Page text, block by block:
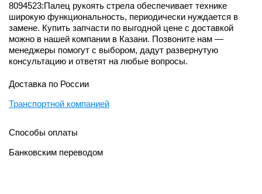
8094523:Палец рукоять стрела обеспечивает технике
широкую функциональность, периодически нуждается в
замене. Купить запчасти по выгодной цене с доставкой
можно в нашей компании в Казани. Позвоните нам —
менеджеры помогут с выбором, дадут развернутую
консультацию и ответят на любые вопросы.
Доставка по России
Транспортной компанией
Способы оплаты
Банковским переводом